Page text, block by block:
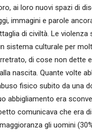
ai loro nuovi spazi di
immagini e parole
di civiltà. Le violenza
sistema culturale per
di cose non dette
nascita. Quante volte
fisico subito da una
abbigliamento era
comunicava che era
gli uomini